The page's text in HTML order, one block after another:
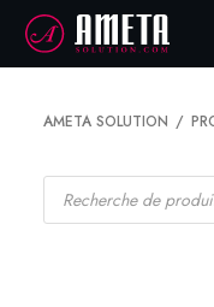
AMETA SOLUTION
Recherche
produits